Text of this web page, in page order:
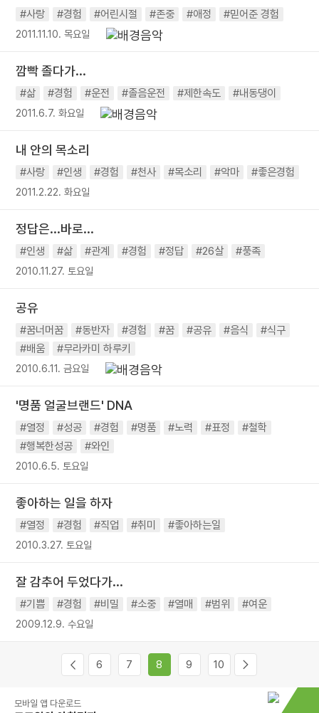
#사랑 #경험 #어린시절 #존중 #애정 #믿어준 경험
2011.11.10. 목요일
깜빡 졸다가...
#삶 #경험 #운전 #졸음운전 #제한속도 #내동댕이
2011.6.7. 화요일
내 안의 목소리
#사랑 #인생 #경험 #천사 #목소리 #악마 #좋은경험
2011.2.22. 화요일
정답은...바로...
#인생 #삶 #관계 #경험 #정답 #26살 #풍족
2010.11.27. 토요일
공유
#꿈너머꿈 #동반자 #경험 #꿈 #공유 #음식
#식구
#배움
#무라카미 하루키
2010.6.11. 금요일
'명품 얼굴브랜드' DNA
#열정 #성공 #경험 #명품 #노력 #표정
#철학
#행복한성공
#와인
2010.6.5. 토요일
좋아하는 일을 하자
#열정 #경험 #직업 #취미 #좋아하는일
2010.3.27. 토요일
잘 감추어 두었다가...
#기쁨 #경험 #비밀 #소중 #열매 #범위 #여운
2009.12.9. 수요일
6 7 8 9 10
모바일 앱 다운로드